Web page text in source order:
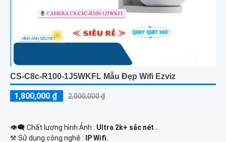
CS-C8c-R100-1J5WKFL Mẫu Đẹp Wifi Ezviz
1,800,000 ₫ 2,000,000 ₫
👁️‍🗨 Chất lượng hình Ảnh : Ultra 2k+ sắc nét .
⚒ Sử dụng công nghệ :
IP Wifi.